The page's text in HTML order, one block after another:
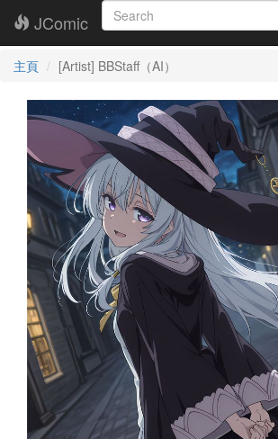
JComic
主頁 [Artist] BBStaff（AI）